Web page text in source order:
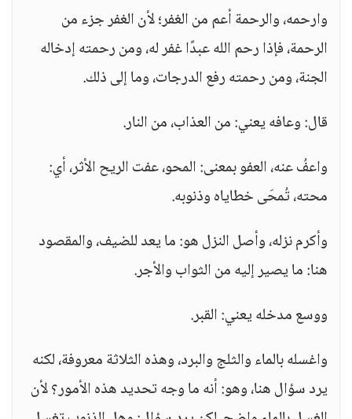
وارحمه، والرحمة أعم من الغفر؛ لأن الغفر جزء من
الرحمة، فإذا رحم الله عبدًا غفر له، ومن رحمته إدخاله
الجنة، ومن رحمته رفع الدرجات، وما إلى ذلك.
قال: وعافه يعني: من العذاب، من النار.
واعفُ عنه، العفو بمعنى: المحو، عفت الريح الأثر، أي:
محته، تُمحَى خطاياه وذنوبه.
وأكرم نزله، وأصل النزل هو: ما يعد للضيف، والمقصود
هنا: ما يصير إليه من الثواب والأجر.
ووسع مدخله يعني: القبر.
واغسله بالماء والثلج والبرد، وهذه الثلاثة معروفة، لكنه
يرد سؤال هنا، وهو: أنه ما وجه تحديد هذه الأمور؟ لأن